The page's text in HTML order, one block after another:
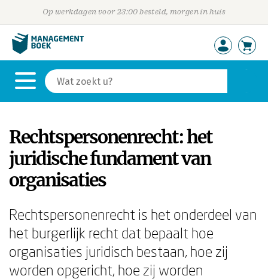
Op werkdagen voor 23:00 besteld, morgen in huis
Rechtspersonenrecht: het
juridische fundament van
organisaties
Rechtspersonenrecht is het onderdeel van
het burgerlijk recht dat bepaalt hoe
organisaties juridisch bestaan, hoe zij
worden opgericht, hoe zij worden